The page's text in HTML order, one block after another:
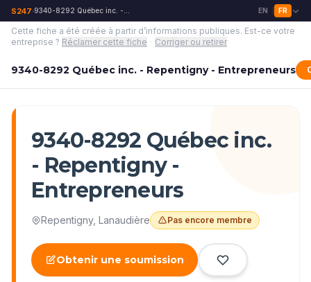
S247›9340-8292 Québec inc. - Repentigny - Entrepreneurs EN FR
Cette fiche a été créée à partir d’informations publiques. Est-ce votre
entreprise ? Réclamer cette fiche · Corriger ou retirer
9340-8292 Québec inc. - Repentigny - Entrepreneurs
9340-8292 Québec inc.
- Repentigny -
Entrepreneurs
Repentigny, Lanaudière Pas encore membre
Obtenir une soumission